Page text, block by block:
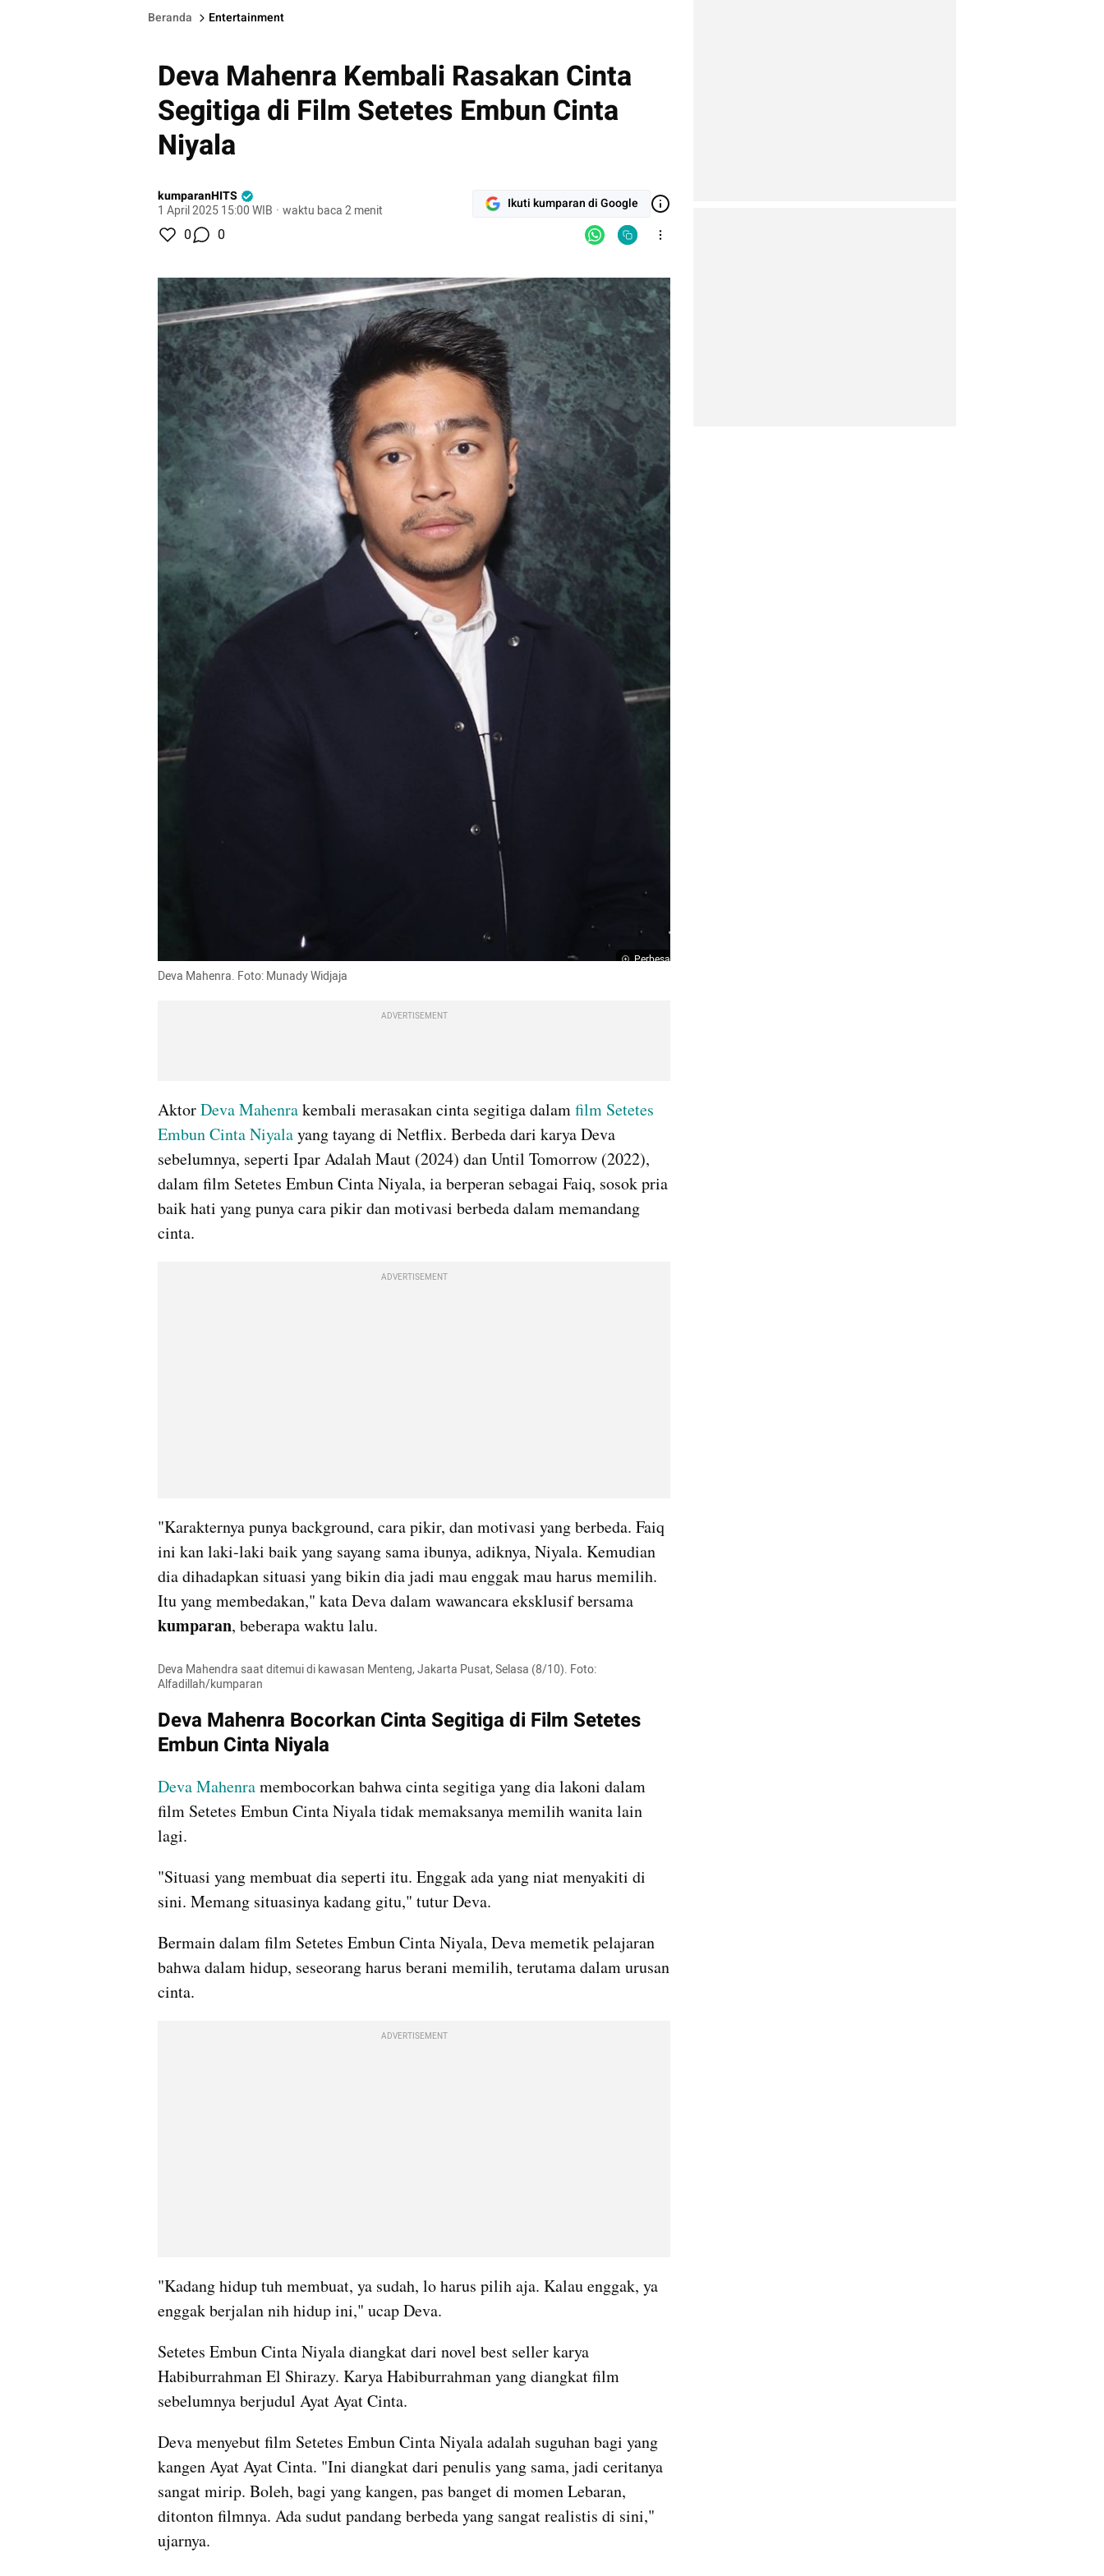
Beranda Entertainment
Deva Mahenra Kembali Rasakan Cinta
Segitiga di Film Setetes Embun Cinta
Niyala
kumparanHITS
1 April 2025 15:00 WIB · waktu baca 2 menit Ikuti kumparan di Google
0 0
Perbesar
Deva Mahenra. Foto: Munady Widjaja
ADVERTISEMENT
Aktor Deva Mahenra kembali merasakan cinta segitiga dalam film Setetes
Embun Cinta Niyala yang tayang di Netflix. Berbeda dari karya Deva
sebelumnya, seperti Ipar Adalah Maut (2024) dan Until Tomorrow (2022),
dalam film Setetes Embun Cinta Niyala, ia berperan sebagai Faiq, sosok pria
baik hati yang punya cara pikir dan motivasi berbeda dalam memandang
cinta.
ADVERTISEMENT
"Karakternya punya background, cara pikir, dan motivasi yang berbeda. Faiq
ini kan laki-laki baik yang sayang sama ibunya, adiknya, Niyala. Kemudian
dia dihadapkan situasi yang bikin dia jadi mau enggak mau harus memilih.
kumparan, beberapa waktu lalu.
Deva Mahendra saat ditemui di kawasan Menteng, Jakarta Pusat, Selasa (8/10). Foto:
Alfadillah/kumparan
Deva Mahenra Bocorkan Cinta Segitiga di Film Setetes
Embun Cinta Niyala
Deva Mahenra membocorkan bahwa cinta segitiga yang dia lakoni dalam
film Setetes Embun Cinta Niyala tidak memaksanya memilih wanita lain
lagi.
"Situasi yang membuat dia seperti itu. Enggak ada yang niat menyakiti di
sini. Memang situasinya kadang gitu," tutur Deva.
Bermain dalam film Setetes Embun Cinta Niyala, Deva memetik pelajaran
bahwa dalam hidup, seseorang harus berani memilih, terutama dalam urusan
cinta.
ADVERTISEMENT
"Kadang hidup tuh membuat, ya sudah, lo harus pilih aja. Kalau enggak, ya
enggak berjalan nih hidup ini," ucap Deva.
Setetes Embun Cinta Niyala diangkat dari novel best seller karya
Habiburrahman El Shirazy. Karya Habiburrahman yang diangkat film
sebelumnya berjudul Ayat Ayat Cinta.
Deva menyebut film Setetes Embun Cinta Niyala adalah suguhan bagi yang
kangen Ayat Ayat Cinta. "Ini diangkat dari penulis yang sama, jadi ceritanya
sangat mirip. Boleh, bagi yang kangen, pas banget di momen Lebaran,
ditonton filmnya. Ada sudut pandang berbeda yang sangat realistis di sini,"
ujarnya.